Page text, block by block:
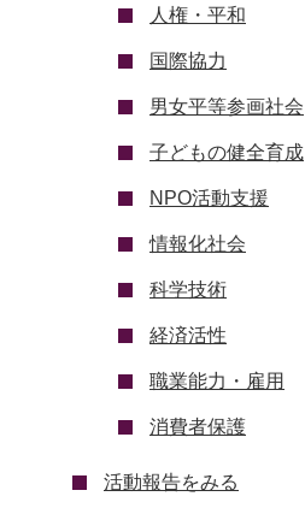
人権・平和
国際協力
男女平等参画社会
子どもの健全育成
NPO活動支援
情報化社会
科学技術
経済活性
職業能力・雇用
消費者保護
活動報告をみる